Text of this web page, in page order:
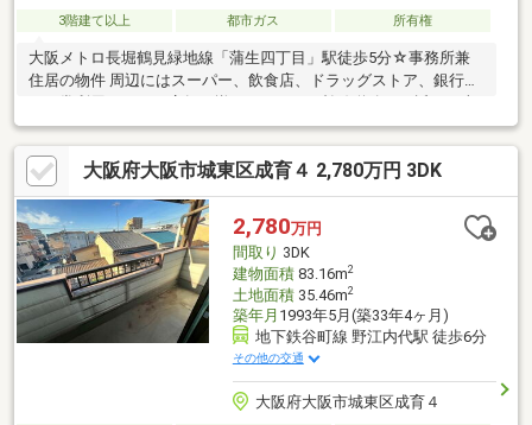
3階建て以上 都市ガス 所有権
大阪メトロ長堀鶴見緑地線「蒲生四丁目」駅徒歩5分☆事務所兼
住居の物件 周辺にはスーパー、飲食店、ドラッグストア、銀行な
移動を併用する方も動きやすい環境です♪住宅街としての落ち着き
もあり、来客対応や在宅業務を行う際にも使い分け可！事務所利
用と居住スペースを一体で考えたい方にとって、日常の利便性と
アクセス性を両立しやすいおすすめの物件です。内装リフォーム
などでご自身のお好みの内装や間取りに変えることもでき理想の
物件作りも可能☆
大阪府大阪市城東区成育４ 2,780万円 3DK
2,780万円
間取り 3DK
建物面積83.16m2
土地面積35.46m2
築年月 1993年5月(築33年4ヶ月)
地下鉄谷町線 野江内代駅 徒歩6分
その他の交通
大阪府大阪市城東区成育４